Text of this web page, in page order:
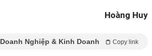
Hoàng Huy
Doanh Nghiệp & Kinh Doanh Copy link